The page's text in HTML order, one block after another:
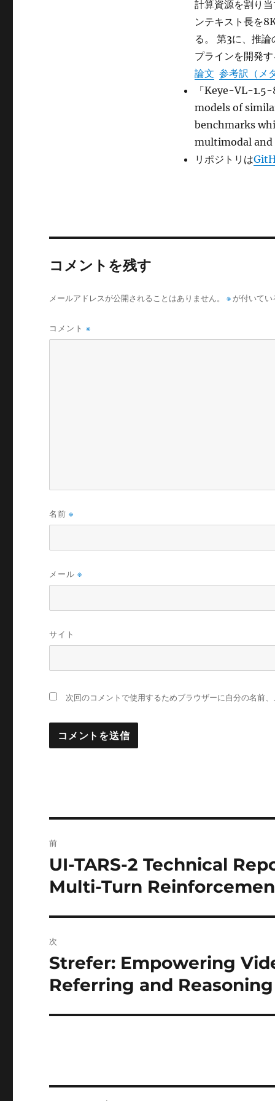
計算資源を割り
ンテキスト長を
る。 第3に、推
プラインを開発す
論文 参考訳（メ
「Keye-VL-
models of
benchmarks
multimodal and
リポジトリは
コメントを残す
メールアドレスが公開されることはありません。 ※ が付いて
コメント※
名前※
メール※
サイト
次回のコメントで使用するためブラウザーに自分の名前
稿
ナ
ゲ
ー
シ
ョ
前
前
の
投
稿:
UI-TARS-2 Technical
Multi-Turn
次
次
の
投
稿:
Strefer: Empowering
Referring and